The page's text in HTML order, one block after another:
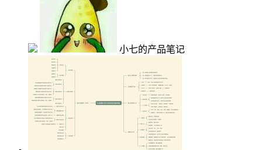
小七的产品笔记